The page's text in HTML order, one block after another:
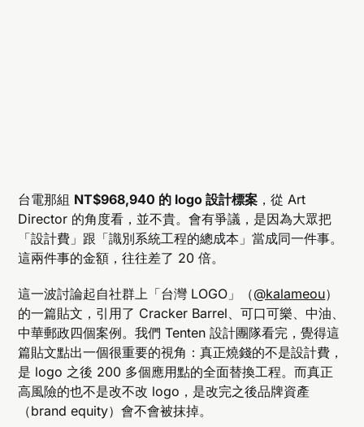
台電那組 NT$968,940 的 logo 設計標案 ，從 Art
Director 的角度看，並不貴。會有爭議，是因為大眾把
「設計費」跟「識別系統工程的總成本」當成同一件事。
這兩件事的金額，往往差了 20 倍。
這一波討論起自社群上「台灣 LOGO」（@kalameou）
的一篇貼文，引用了 Cracker Barrel、可口可樂、中油、
中華郵政四個案例。我們 Tenten 設計團隊看完，覺得這
篇貼文點出一個很重要的視角：真正燒錢的不是設計費，
是 logo 之後 200 多個應用點的全面替換工程。而真正
高風險的也不是改不改 logo，是改完之後品牌資產
（brand equity）會不會被抹掉。